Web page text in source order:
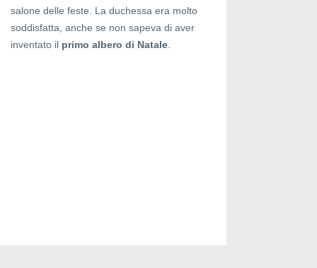
salone delle feste. La duchessa era molto
soddisfatta, anche se non sapeva di aver
inventato il primo albero di Natale